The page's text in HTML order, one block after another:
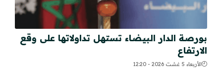
بورصة الدار البيضاء تستهل تداولاتها على وقع
الارتفاع
الأربعاء 5 غشت 2026 - 12:20